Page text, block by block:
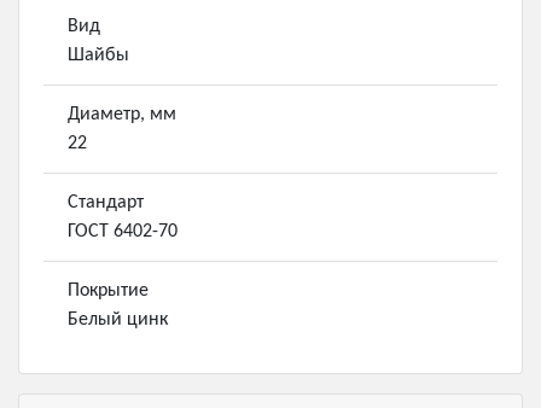
Вид
Шайбы
Диаметр, мм
22
Стандарт
ГОСТ 6402-70
Покрытие
Белый цинк